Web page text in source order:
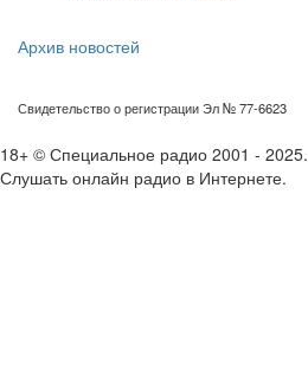
Архив новостей
Свидетельство о регистрации Эл № 77-6623
18+ © Специальное радио 2001 - 2025.
Слушать онлайн радио в Интернете.